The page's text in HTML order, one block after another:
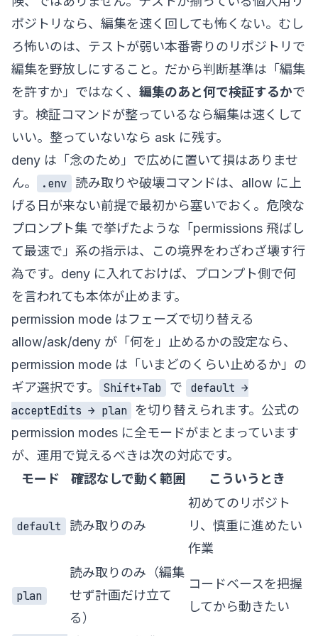
ポジトリなら、編集を速く回しても怖くない。むし
ろ怖いのは、テストが弱い本番寄りのリポジトリで
編集を野放しにすること。だから判断基準は「編集
を許すか」ではなく、 編集のあと何で検証するかで
す。検証コマンドが整っているなら編集は速くして
いい。整っていないなら ask に残す。
deny は「念のため」で広めに置いて損はありませ
ん。
.env 読み取りや破壊コマンドは、allow に上
げる日が来ない前提で最初から塞いでおく。 危険な
プロンプト集 で挙げたような「permissions 飛ばし
て最速で」系の指示は、この境界をわざわざ壊す行
為です。deny に入れておけば、プロンプト側で何
を言われても本体が止めます。
permission mode はフェーズで切り替える
allow/ask/deny が「何を」止めるかの設定なら、
permission mode は「いまどのくらい止めるか」の
ギア選択です。
Shift+Tab で
default →
acceptEdits → plan
を切り替えられます。公式の
permission modes に全モードがまとまっています
が、運用で覚えるべきは次の対応です。
モード
確認なしで動く範囲 こういうとき
default 読み取りのみ
初めてのリポジト
リ、慎重に進めたい
作業
plan
読み取りのみ（編集
せず計画だけ立て
る）
コードベースを把握
してから動きたい